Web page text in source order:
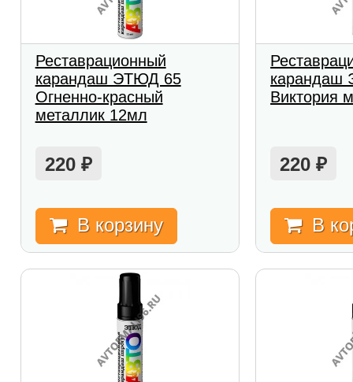
Реставрационный
карандаш ЭТЮД 65
Огненно-красный
металлик 12мл
220 ₽
В корзину
карандаш
Виктория
220₽
В